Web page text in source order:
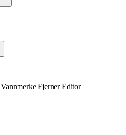
Fjerner Editor